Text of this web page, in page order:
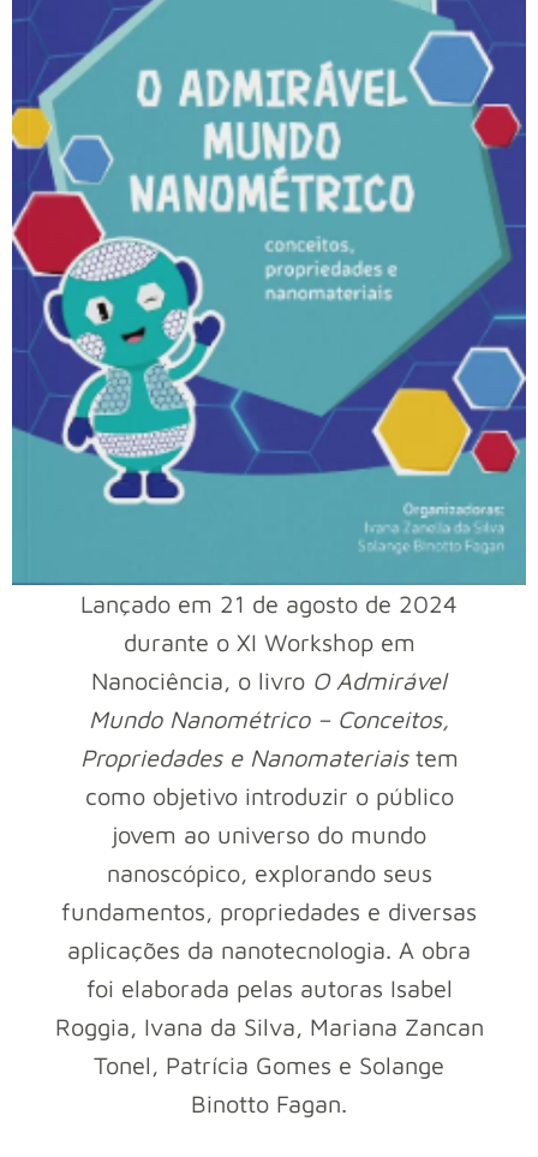
Lançado em 21 de agosto de 2024
durante o XI Workshop em
Nanociência, o livro O Admirável
Mundo Nanométrico – Conceitos,
Propriedades e Nanomateriaistem
como objetivo introduzir o público
jovem ao universo do mundo
nanoscópico, explorando seus
fundamentos, propriedades e diversas
aplicações da nanotecnologia. A obra
foi elaborada pelas autoras Isabel
Roggia, Ivana da Silva, Mariana Zancan
Tonel, Patrícia Gomes e Solange
Binotto Fagan.